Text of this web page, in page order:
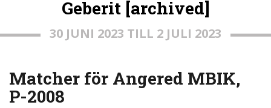
Geberit [archived]
30 JUNI 2023 TILL 2 JULI 2023
Matcher för Angered MBIK,
P-2008